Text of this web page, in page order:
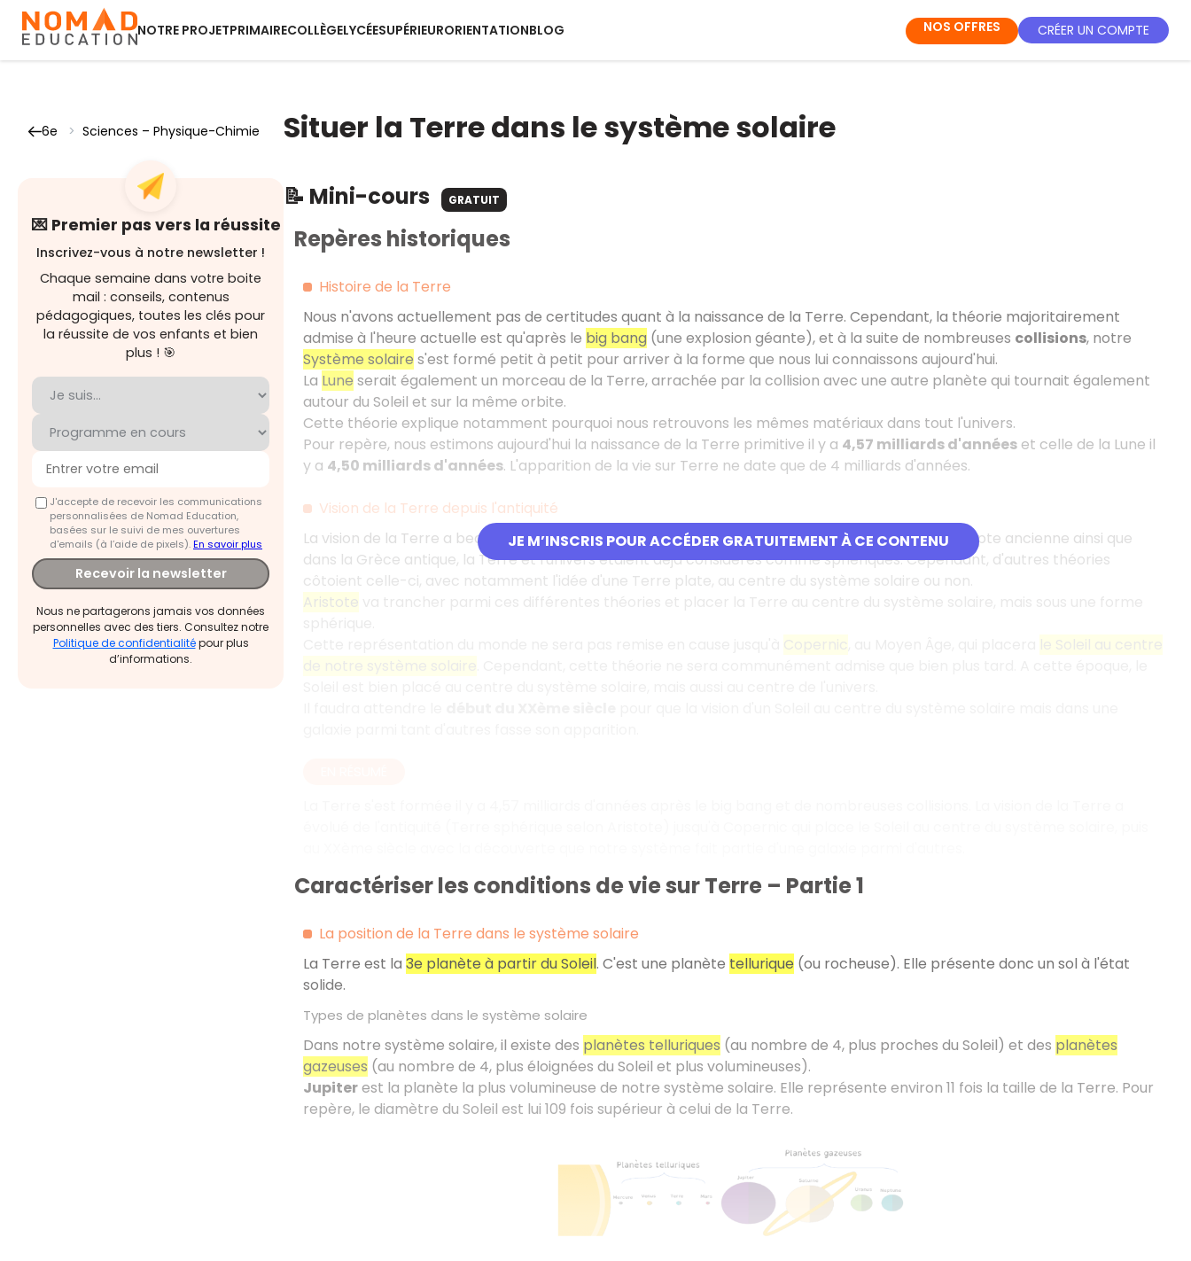
NOTRE PROJETPRIMAIRECOLLÈGELYCÉESUPÉRIEURORIENTATIONBLOG NOS OFFRES CRÉER UN COMPTE
6e > Sciences – Physique-Chimie
💌 Premier pas vers la réussite
Inscrivez-vous à notre newsletter !
Chaque semaine dans votre boite
mail : conseils, contenus
pédagogiques, toutes les clés pour
la réussite de vos enfants et bien
plus ! 🎯
J'accepte de recevoir les communications
personnalisées de Nomad Education,
basées sur le suivi de mes ouvertures
d'emails (à l’aide de pixels).En savoir plus
Recevoir la newsletter
Nous ne partagerons jamais vos données
personnelles avec des tiers. Consultez notre
Politique de confidentialitépour plus
d’informations.
Situer la Terre dans le système solaire
📝 Mini-cours GRATUIT
JE M’INSCRIS POUR ACCÉDER GRATUITEMENT À CE CONTENU
Repères historiques
Histoire de la Terre
Nous n'avons actuellement pas de certitudes quant à la naissance de la Terre. Cependant, la théorie majoritairement
admise à l'heure actuelle est qu'après le big bang (une explosion géante), et à la suite de nombreuses collisions, notre
Système solaire s'est formé petit à petit pour arriver à la forme que nous lui connaissons aujourd'hui.
La Lune serait également un morceau de la Terre, arrachée par la collision avec une autre planète qui tournait également
autour du Soleil et sur la même orbite.
Cette théorie explique notamment pourquoi nous retrouvons les mêmes matériaux dans tout l'univers.
Pour repère, nous estimons aujourd'hui la naissance de la Terre primitive il y a 4,57 milliards d'annéeset celle de la Lune il
y a 4,50 milliards d'années. L'apparition de la vie sur Terre ne date que de 4 milliards d'années.
Vision de la Terre depuis l'antiquité
La vision de la Terre a beaucoup évolué selon les âges et selon les civilisations. En effet, dans l'Egypte ancienne ainsi que
dans la Grèce antique, la Terre et l'univers étaient déjà considérés comme sphériques. Cependant, d'autres théories
côtoient celle-ci, avec notamment l'idée d'une Terre plate, au centre du système solaire ou non.
Aristote
Caractériser les conditions de vie sur Terre – Partie 1
La position de la Terre dans le système solaire
La Terre est la 3e planète à partir du Soleil. C'est une planète tellurique (ou rocheuse). Elle présente donc un sol à l'état
solide.
Types de planètes dans le système solaire
Dans notre système solaire, il existe des planètes telluriques (au nombre de 4, plus proches du Soleil) et des planètes
gazeuses (au nombre de 4, plus éloignées du Soleil et plus volumineuses).
Jupiterest la planète la plus volumineuse de notre système solaire. Elle représente environ 11 fois la taille de la Terre. Pour
repère, le diamètre du Soleil est lui 109 fois supérieur à celui de la Terre.